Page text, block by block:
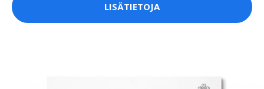
LISÄTIETOJA